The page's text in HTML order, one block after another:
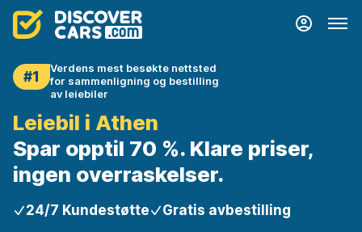
#1
Verdens mest besøkte nettsted
for sammenligning og bestilling
av leiebiler
Leiebil i Athen
Spar opptil 70 %. Klare priser,
ingen overraskelser.
24/7 Kundestøtte Gratis avbestilling